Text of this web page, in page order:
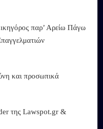
παρ’ Αρείω Πάγω
και προσωπικά
της Lawspot.gr &